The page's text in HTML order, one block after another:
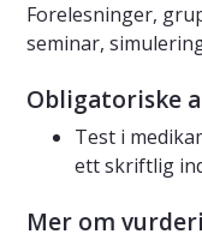
Forelesninger,
seminar,
Obligatoriske
Test i
ett skriftlig
Mer om